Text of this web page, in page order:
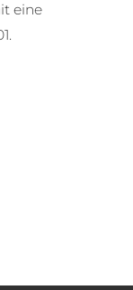
eine